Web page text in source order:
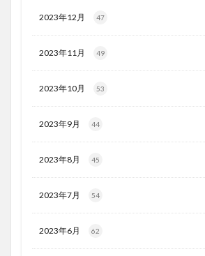
2023年12月 47
2023年11月 49
2023年10月 53
2023年9月 44
2023年8月 45
2023年7月 54
2023年6月 62